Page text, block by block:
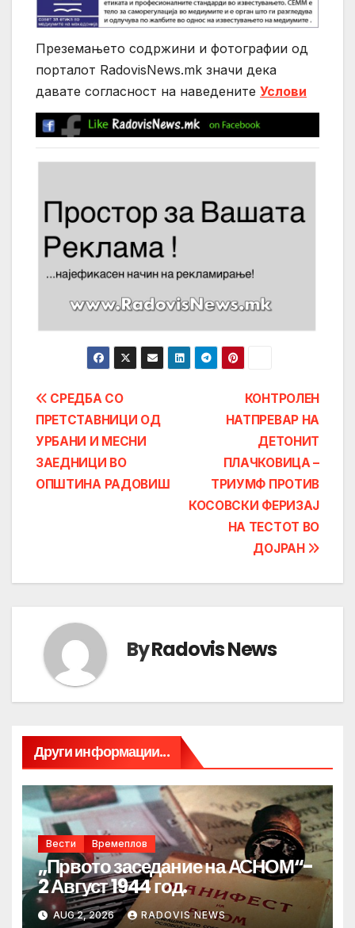
Преземањето содржини и фотографии од
порталот RadovisNews.mk значи дека
давате согласност на нaведените Услови
Post
navigation
КОНТРОЛЕН
НАТПРЕВАР НА
ДЕТОНИТ
ПЛАЧКОВИЦА –
ТРИУМФ ПРОТИВ
КОСОВСКИ ФЕРИЗАЈ
НА ТЕСТОТ ВО
ДОЈРАН
СРЕДБА СО
ПРЕТСТАВНИЦИ ОД
УРБАНИ И МЕСНИ
ЗАЕДНИЦИ ВО
ОПШТИНА РАДОВИШ
ByRadovis News
Други информации...
Вести Времеплов
„Првото заседание на АСНОМ“-
2 Август 1944 год.
AUG 2, 2026 RADOVIS NEWS